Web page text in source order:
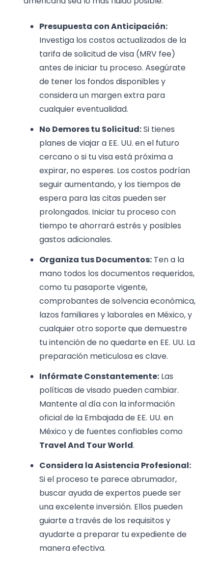
Presupuesta con Anticipación:
Investiga los costos actualizados de la
tarifa de solicitud de visa (MRV fee)
antes de iniciar tu proceso. Asegúrate
de tener los fondos disponibles y
considera un margen extra para
cualquier eventualidad.
No Demores tu Solicitud:Si tienes
planes de viajar a EE. UU. en el futuro
cercano o si tu visa está próxima a
expirar, no esperes. Los costos podrían
seguir aumentando, y los tiempos de
espera para las citas pueden ser
prolongados. Iniciar tu proceso con
tiempo te ahorrará estrés y posibles
gastos adicionales.
Organiza tus Documentos: Ten a la
mano todos los documentos requeridos,
como tu pasaporte vigente,
comprobantes de solvencia económica,
lazos familiares y laborales en México, y
cualquier otro soporte que demuestre
tu intención de no quedarte en EE. UU. La
preparación meticulosa es clave.
Infórmate Constantemente: Las
políticas de visado pueden cambiar.
Mantente al día con la información
oficial de la Embajada de EE. UU. en
México y de fuentes confiables como
Travel And Tour World.
Considera la Asistencia Profesional:
Si el proceso te parece abrumador,
buscar ayuda de expertos puede ser
una excelente inversión. Ellos pueden
guiarte a través de los requisitos y
ayudarte a preparar tu expediente de
manera efectiva.